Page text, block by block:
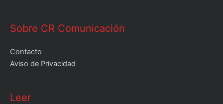
Sobre CR Comunicación
Contacto
Aviso de Privacidad
Leer
Leer